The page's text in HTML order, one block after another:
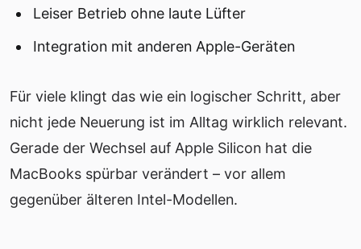
Leiser Betrieb ohne laute Lüfter
Integration mit anderen Apple-Geräten
Für viele klingt das wie ein logischer Schritt, aber
nicht jede Neuerung ist im Alltag wirklich relevant.
Gerade der Wechsel auf Apple Silicon hat die
MacBooks spürbar verändert – vor allem
gegenüber älteren Intel-Modellen.